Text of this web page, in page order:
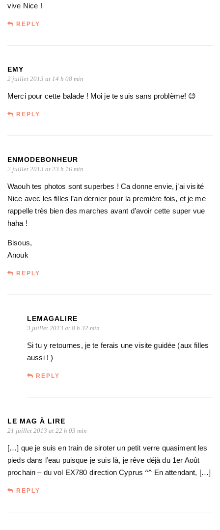
vive Nice !
REPLY
EMY
2 juillet 2013 at 14 h 08 min
Merci pour cette balade ! Moi je te suis sans problème! 😉
REPLY
ENMODEBONHEUR
2 juillet 2013 at 23 h 16 min
Waouh tes photos sont superbes ! Ca donne envie, j’ai visité
Nice avec les filles l’an dernier pour la première fois, et je me
rappelle très bien des marches avant d’avoir cette super vue
haha !
Bisous,
Anouk
REPLY
LEMAGALIRE
3 juillet 2013 at 8 h 32 min
Si tu y retournes, je te ferais une visite guidée (aux filles
aussi ! )
REPLY
LE MAG À LIRE
21 juillet 2013 at 22 h 03 min
[…] que je suis en train de siroter un petit verre quasiment les
pieds dans l’eau puisque je suis là, je rêve déjà du 1er Août
prochain – du vol EX780 direction Cyprus ^^ En attendant, […]
REPLY